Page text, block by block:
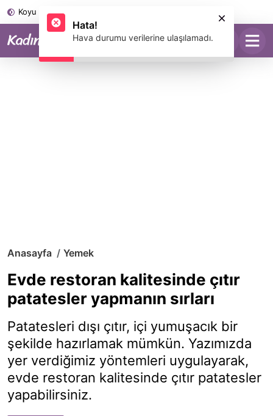
Koyu Mod
Anasayfa Yemek
Evde restoran kalitesinde çıtır
patatesler yapmanın sırları
Patatesleri dışı çıtır, içi yumuşacık bir
şekilde hazırlamak mümkün. Yazımızda
yer verdiğimiz yöntemleri uygulayarak,
evde restoran kalitesinde çıtır patatesler
yapabilirsiniz.